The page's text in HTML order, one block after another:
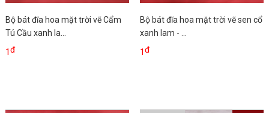
Bộ bát đĩa hoa mặt trời vẽ Cẩm
Tú Cầu xanh la...
1đ
Bộ bát đĩa hoa mặt trời vẽ sen cổ
xanh lam - ...
1đ